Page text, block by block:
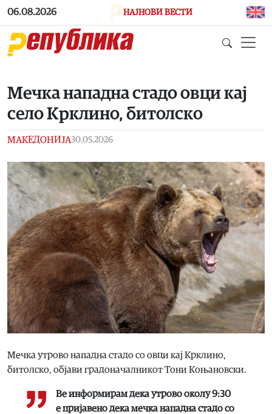
Skip to main content
06.08.2026 НАЈНОВИ ВЕСТИ
Мечка нападна стадо овци кај
село Крклино, битолско
МАКЕДОНИЈА30.05.2026
Мечка утрово нападна стадо со овци кај Крклино,
битолско, објави градоначалникот Тони Коњановски.
Ве информирам дека утрово околу 9:30
е пријавено дека мечка нападна стадо со